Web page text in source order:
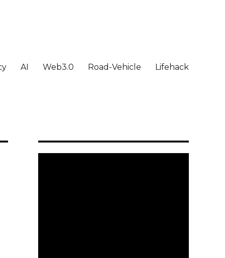
AI Web3.0 Road-Vehicle Lifehack